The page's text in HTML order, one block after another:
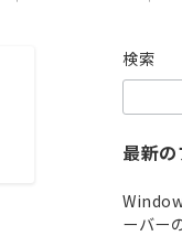
検索
最新
ーバー